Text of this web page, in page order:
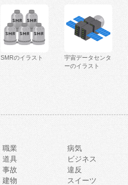
SMRのイラスト
宇宙データセンタ
ーのイラスト
職業 病気
道具 ビジネス
事故 違反
建物 スイーツ